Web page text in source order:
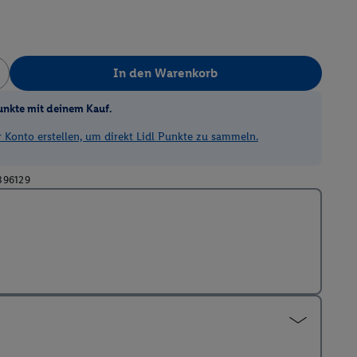
In den Warenkorb
mit deinem Kauf.
Konto erstellen, um direkt Lidl Punkte zu sammeln.